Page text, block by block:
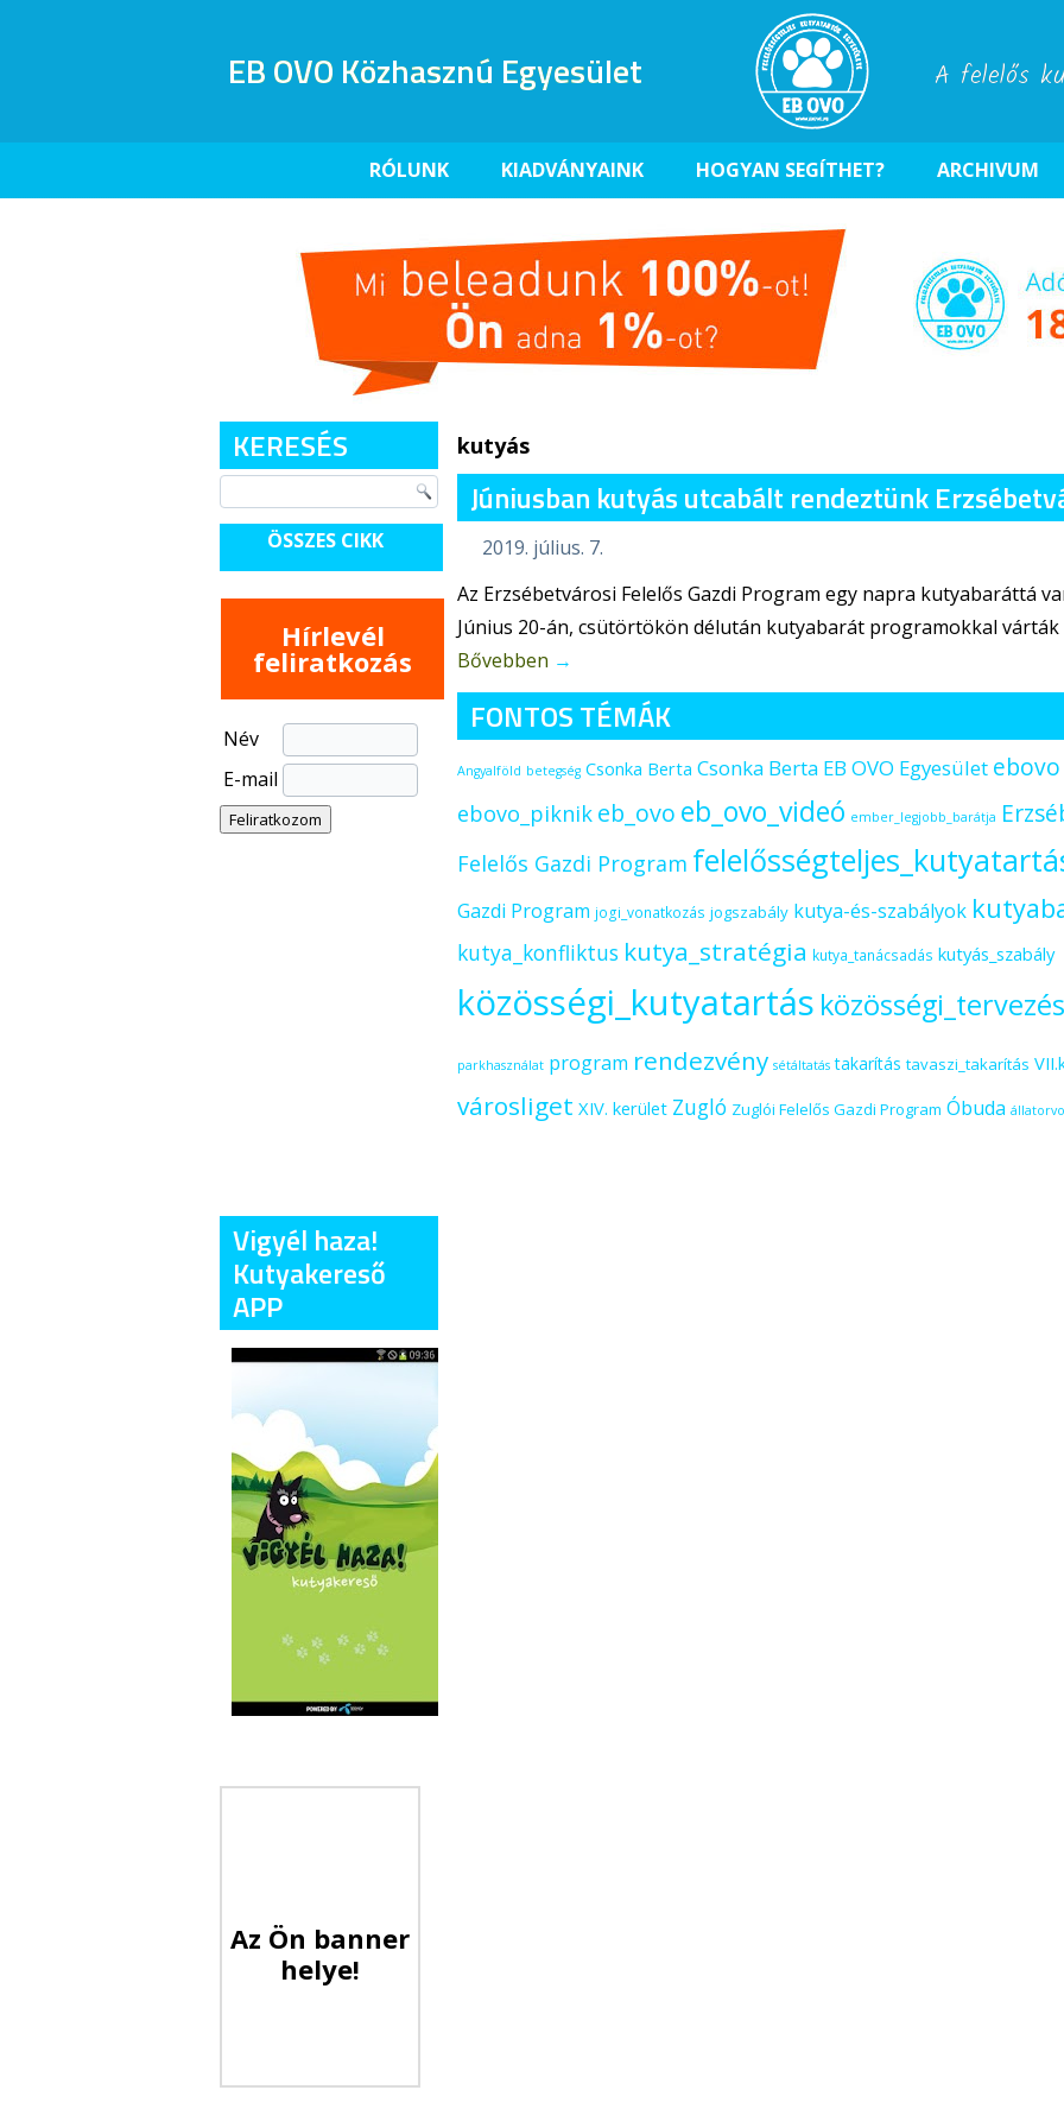
EB OVO Közhasznú Egyesület A felelős
RÓLUNK KIADVÁNYAINK HOGYAN SEGÍTHET? ARCHIVUM
KERESÉS
ÖSSZES CIKK
Hírlevél
feliratkozás
Név
E-mail
Vigyél haza!
Kutyakereső
APP
Az Ön banner
helye!
kutyás
Júniusban kutyás utcabált rendeztünk
2019. július. 7.
Az Erzsébetvárosi Felelős Gazdi Program egy napra kutyabaráttá
Június 20-án, csütörtökön délután kutyabarát programokkal
Bővebben →
FONTOS TÉMÁK
Angyalföld betegség Csonka Berta Csonka Berta EB OVO Egyesület ebovo
ebovo_piknik eb_ovo eb_ovo_videó ember_legjobb_barátja
Felelős Gazdi Program
Gazdi Program jogi_vonatkozás jogszabály kutya-és-szabályok
kutya_konfliktus kutya_stratégia kutya_tanácsadás kutyás_szabály
közösségi_kutyatartás közösségi_tervezés
parkhasználat program rendezvény sétáltatás takarítás tavaszi_takarítás
városliget XIV. kerület Zugló Zuglói Felelős Gazdi Program Óbuda